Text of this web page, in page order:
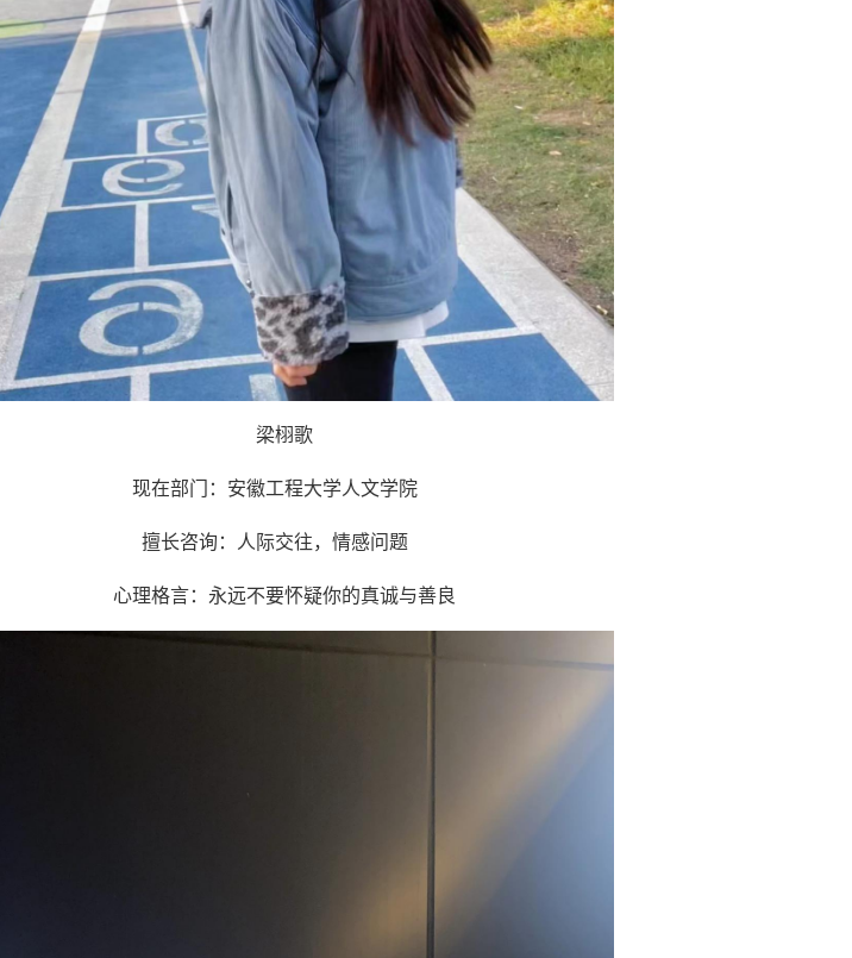
梁栩歌
现在部门：安徽工程大学人文学院
擅长咨询：人际交往，情感问题
心理格言：永远不要怀疑你的真诚与善良